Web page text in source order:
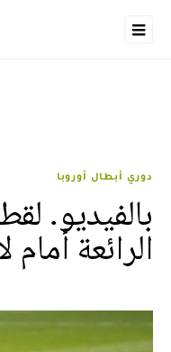
دوري أبطال أوروبا
بالفيديو.
الرائعة